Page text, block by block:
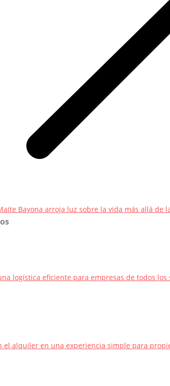
Bayona arroja luz sobre la vida más allá de
logística eficiente para empresas de todos los
el alquiler en una experiencia simple para